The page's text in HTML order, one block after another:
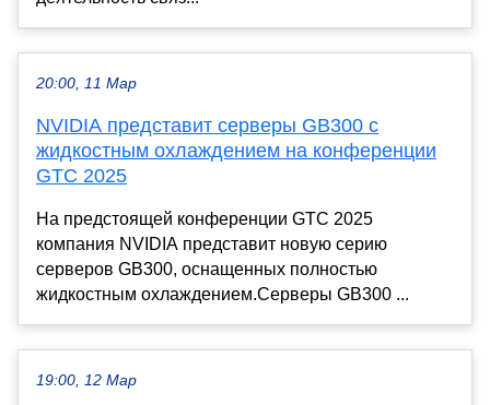
20:00, 11 Мар
NVIDIA представит серверы GB300 с
жидкостным охлаждением на конференции
GTC 2025
На предстоящей конференции GTC 2025
компания NVIDIA представит новую серию
серверов GB300, оснащенных полностью
жидкостным охлаждением.Серверы GB300 ...
19:00, 12 Мар